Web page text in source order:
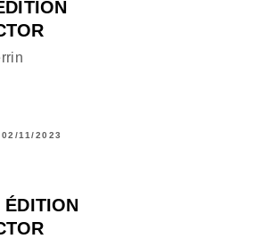
11/2023